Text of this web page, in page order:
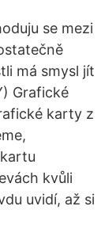
se mezi
má smysl jít
Grafické
karty z
kvůli
uvidí, až si